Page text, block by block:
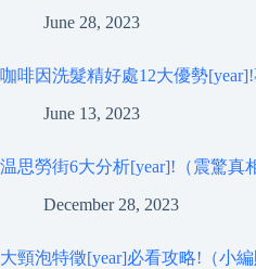
June 28, 2023
咖啡因洗髮精好處12大優勢
June 13, 2023
温思勞街6大分析[year]!（震驚真
December 28, 2023
大頸泡特徵[year]必看攻略!（小編